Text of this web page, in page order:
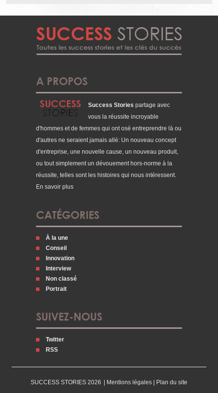
A PROPOS
Success Stories partage avec
vous la réussite incroyable
d'hommes et de femmes qui ont osé entreprendre là ou
d'autres ne seraient jamais allé: Un nouveau concept
d'entreprise, une nouvelle cause, un nouveau produit,
ou tout simplement un dévouement hors-norme à la
réussite, telles sont les histoires qui nous intéressent.
En savoir plus
CATÉGORIES
À la une
Conseil
Innovation
Interview
Non classé
Portrait
SUIVEZ-NOUS
Twitter
RSS
SUCCESS STORIES 2026 | Mentions légales | Plan du site